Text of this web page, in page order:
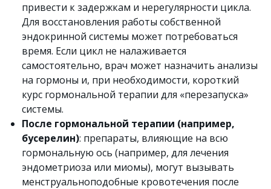
привести к задержкам и нерегулярности цикла.
Для восстановления работы собственной
эндокринной системы может потребоваться
время. Если цикл не налаживается
самостоятельно, врач может назначить анализы
на гормоны и, при необходимости, короткий
курс гормональной терапии для «перезапуска»
системы.
После гормональной терапии (например,
бусерелин): препараты, влияющие на всю
гормональную ось (например, для лечения
эндометриоза или миомы), могут вызывать
менструальноподобные кровотечения после